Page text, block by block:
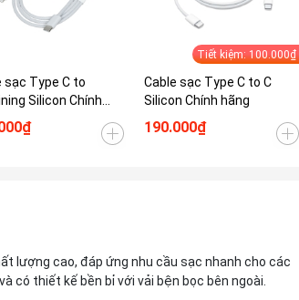
sạc Type C to
Silicon Chính
Tiết kiệm: 100.000₫
Cable sạc Type C to C
Silicon Chính hãng
190.000₫
lượng cao, đáp ứng nhu cầu sạc nhanh cho các
có thiết kế bền bỉ với vải bện bọc bên ngoài.
III VC VXD For Sony E
Liên hệ